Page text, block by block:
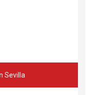
Sevilla